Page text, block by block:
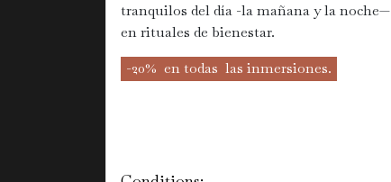
tranquilos del día -la mañana y la noche—
en rituales de bienestar.
-20% en todas las inmersiones.